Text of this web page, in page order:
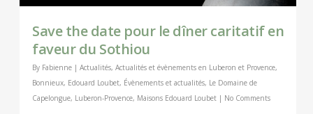
Save the date pour le dîner caritatif en
faveur du Sothiou
By Fabienne | Actualités, Actualités et évènements en Luberon et Provence,
Bonnieux, Edouard Loubet, Évènements et actualités, Le Domaine de
Capelongue, Luberon-Provence, Maisons Edouard Loubet | No Comments